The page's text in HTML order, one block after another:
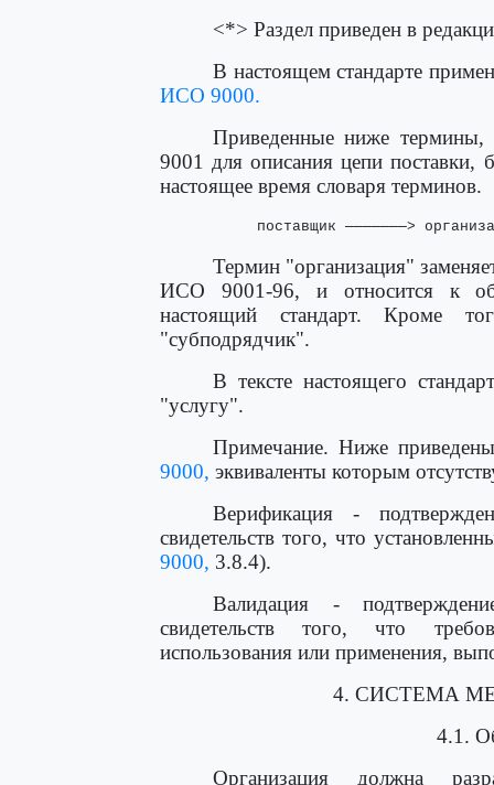
<*> Раздел приведен в
В настоящем стандарте
ИСО 9000.
Приведенные ниже
9001 для описания цепи
настоящее время словаря терминов.
поставщик ───────>
Термин "организация"
ИСО 9001-96, и относится к
настоящий стандарт. Кроме
"субподрядчик".
В тексте настоящего
"услугу".
Примечание. Ниже
9000, эквиваленты которым
Верификация -
свидетельств того, что
9000, 3.8.4).
Валидация -
свидетельств того, что
использования или применения,
4. СИСТЕМА
4.1.
Организация должна